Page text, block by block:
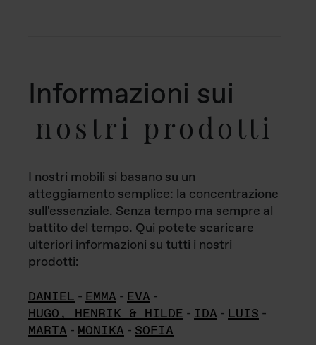
Informazioni sui
nostri prodotti
I nostri mobili si basano su un
atteggiamento semplice: la concentrazione
sull'essenziale. Senza tempo ma sempre al
battito del tempo. Qui potete scaricare
ulteriori informazioni su tutti i nostri
prodotti:
DANIEL - EMMA - EVA -
HUGO, HENRIK & HILDE - IDA - LUIS -
MARTA - MONIKA - SOFIA